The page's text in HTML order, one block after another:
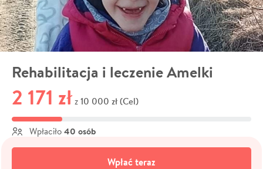
Rehabilitacja i leczenie Amelki
2 171 zł z 10 000 zł (Cel)
Wpłaciło 40 osób
Wpłać teraz